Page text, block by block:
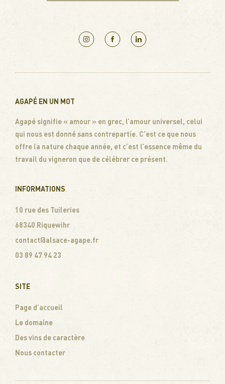
AGAPÉ EN UN MOT
Agapé signifie « amour » en grec, l’amour universel, celui
qui nous est donné sans contrepartie. C’est ce que nous
offre la nature chaque année, et c’est l’essence même du
travail du vigneron que de célébrer ce présent.
INFORMATIONS
10 rue des Tuileries
68340 Riquewihr
contact@alsace-agape.fr
03 89 47 94 23
SITE
Page d’accueil
Le domaine
Des vins de caractère
Nous contacter